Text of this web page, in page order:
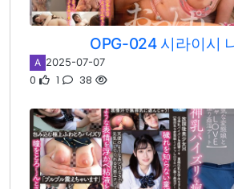
OPG-024 시라이시
A 2025-07-07
0 1 38